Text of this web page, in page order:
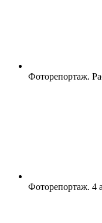
Фоторепортаж.
Фоторепортаж. 4